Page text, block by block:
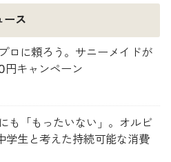
ース
ロに頼ろう。サニーメイドが
キャンペーン
も「もったいない」。オルビ
学生と考えた持続可能な消費